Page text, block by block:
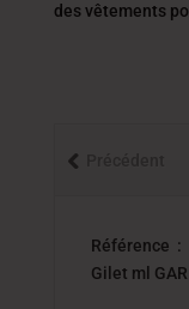
des vêtements
Référence :
Gilet ml